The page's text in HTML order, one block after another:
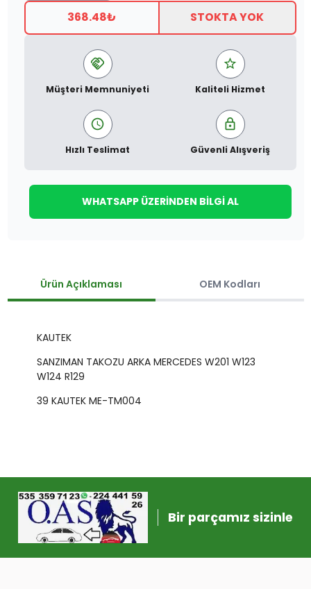
368.48₺ STOKTA YOK
Müşteri Memnuniyeti Kaliteli Hizmet
Hızlı Teslimat Güvenli Alışveriş
WHATSAPP ÜZERINDEN BILGI AL
Ürün Açıklaması OEM Kodları
KAUTEK
SANZIMAN TAKOZU ARKA MERCEDES W201 W123
W124 R129
39 KAUTEK ME-TM004
Bir parçamız sizinle